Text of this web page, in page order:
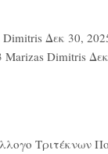
Δεκ 30,
Marizas Dimitris
Τριτέκνων